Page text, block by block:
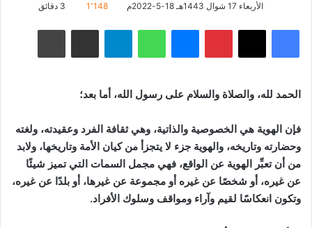
الأربعاء 17 شوال 1443هـ 18-5-2022م 1٬148
فيسبوك ‫X بينتيريستماسنجر واتساب تيلقرام مشاركة عبر البريد طباعة
الحمد لله، والصلاة والسلام على رسول الله، أما بعد؛
فإن الهوية هي الخصوصية والذاتية، وهي ثقافة الفرد وعقيدته، ولغته
وحضارته وتاريخه، والهوية جزء لا يتجزأ من كيان الأمة وتاريخها، ولابد
من أن تعبِّر الهوية عن الواقع، فهي مجمل السمات التي تميز شيئًا
عن غيره، أو شخصًا عن غيره أو مجموعة عن غيرها، أو بلدًا عن غيره،
وتكون انعكاسًا لقيم وآراء ومواقف وسلوك الأفراد.